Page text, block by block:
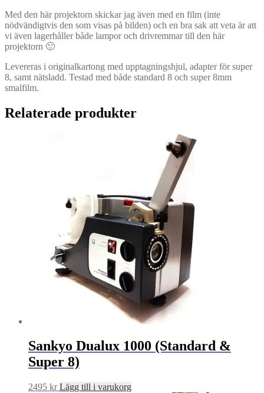
Med den här projektorn skickar jag även med en film (inte
nödvändigtvis den som visas på bilden) och en bra sak att veta är att
vi även lagerhåller både lampor och drivremmar till den här
projektorn 🙂
Levereras i originalkartong med upptagningshjul, adapter för super
8, samt nätsladd. Testad med både standard 8 och super 8mm
smalfilm.
Relaterade produkter
Sankyo Dualux 1000 (Standard &
Super 8)
2495 kr Lägg till i varukorg